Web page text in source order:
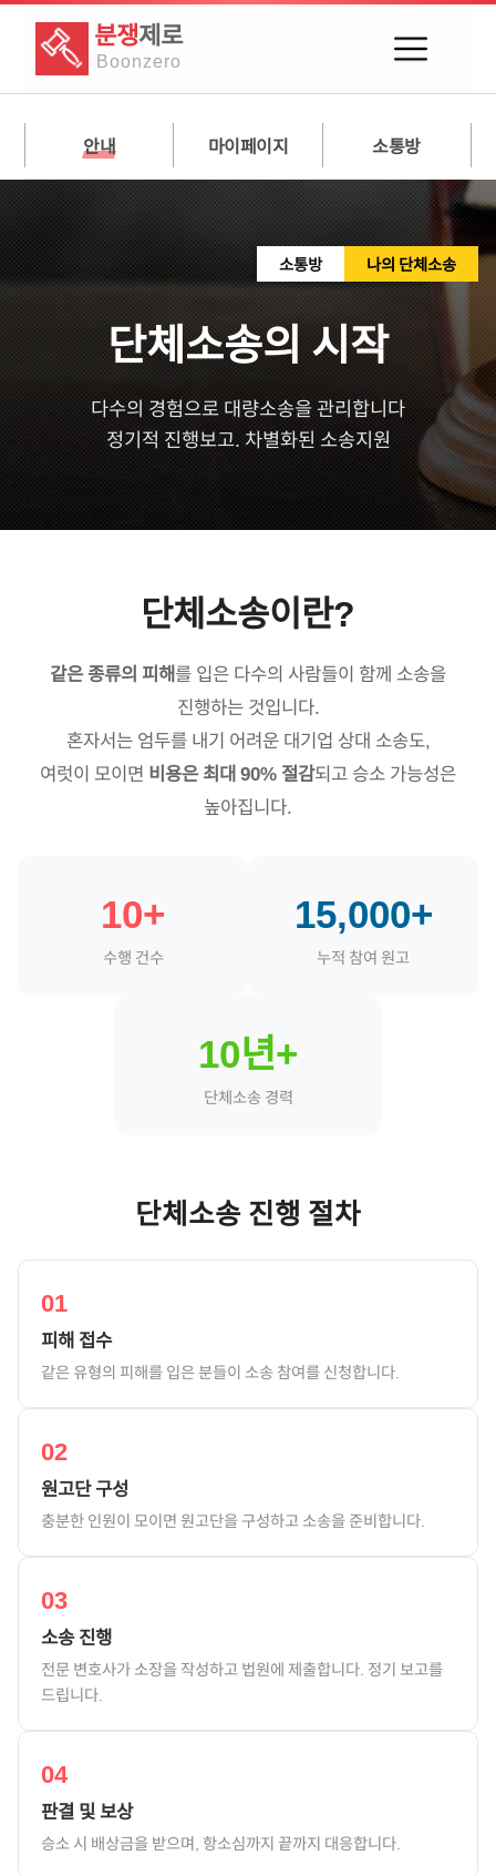
분쟁제로
Boonzero
안내 마이페이지 소통방
소통방 나의 단체소송
단체소송의 시작
다수의 경험으로 대량소송을 관리합니다
정기적 진행보고. 차별화된 소송지원
단체소송이란?
같은 종류의 피해를 입은 다수의 사람들이 함께 소송을
진행하는 것입니다.
혼자서는 엄두를 내기 어려운 대기업 상대 소송도,
여럿이 모이면 비용은 최대 90% 절감되고 승소 가능성은
높아집니다.
10+
수행 건수
15,000+
누적 참여 원고
10년+
단체소송 경력
단체소송 진행 절차
01
피해 접수
같은 유형의 피해를 입은 분들이 소송 참여를 신청합니다.
02
원고단 구성
충분한 인원이 모이면 원고단을 구성하고 소송을 준비합니다.
03
소송 진행
전문 변호사가 소장을 작성하고 법원에 제출합니다. 정기 보고를
드립니다.
04
판결 및 보상
승소 시 배상금을 받으며, 항소심까지 끝까지 대응합니다.